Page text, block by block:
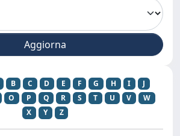
B C D E F G H I
J
O P Q R S T U V
W
X
Y Z